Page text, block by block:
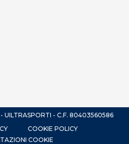
- C.F. 80403560586
COOKIE POLICY
COOKIE